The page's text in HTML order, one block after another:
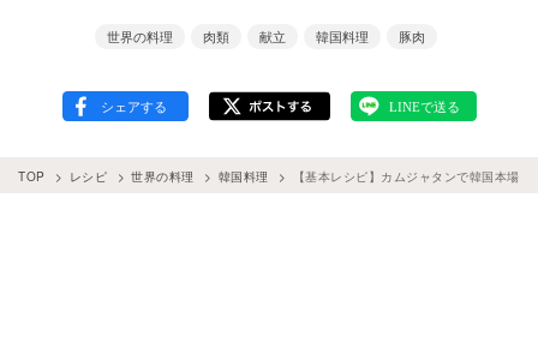
世界の料理 肉類 献立 韓国料理 豚肉
TOP レシピ 世界の料理 韓国料理 【基本レシピ】カムジャタンで韓国本場